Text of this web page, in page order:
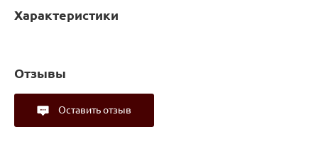
Характеристики
Отзывы
Оставить отзыв